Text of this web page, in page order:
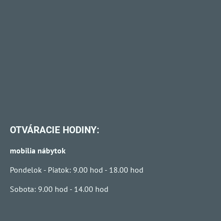
OTVÁRACIE HODINY:
mobilia nábytok
Pondelok - Piatok: 9.00 hod - 18.00 hod
Sobota: 9.00 hod - 14.00 hod